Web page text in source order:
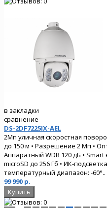
в закладки
сравнение
DS-2DF7225IX-AEL
2Мп уличная скоростная
до 150 м • Разрешение 2 Мп •
Аппаратный WDR 120 дБ •
microSD до 256 Гб • ИК-
температурный диапазон: -60°..
99 990 р.